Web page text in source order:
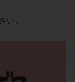
い。